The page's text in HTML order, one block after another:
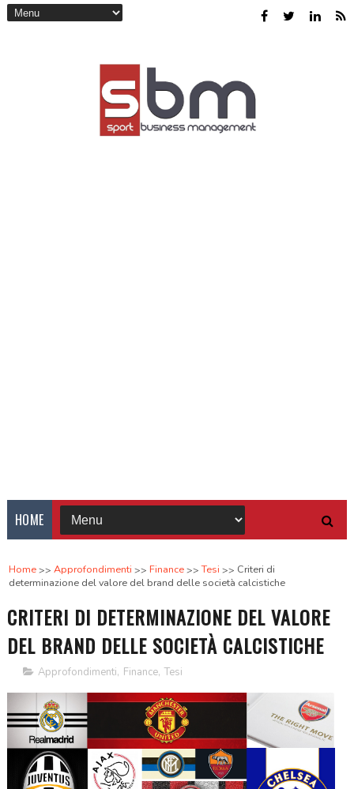
HOME
Home Approfondimenti Finance Tesi
Criteri di
determinazione del valore del brand delle società calcistiche
CRITERI DI DETERMINAZIONE DEL VALORE
DEL BRAND DELLE SOCIETÀ CALCISTICHE
Approfondimenti, Finance, Tesi